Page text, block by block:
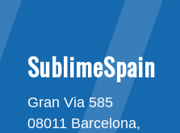
SublimeSpain
Gran Via 585
08011 Barcelona,